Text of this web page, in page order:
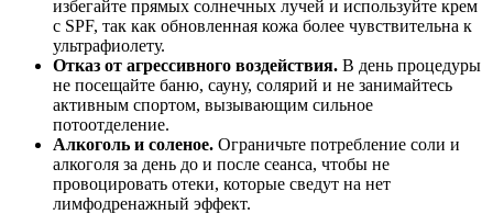
избегайте прямых солнечных лучей и используйте крем
с SPF, так как обновленная кожа более чувствительна к
ультрафиолету.
Отказ от агрессивного воздействия. В день процедуры
не посещайте баню, сауну, солярий и не занимайтесь
активным спортом, вызывающим сильное
потоотделение.
Алкоголь и соленое. Ограничьте потребление соли и
алкоголя за день до и после сеанса, чтобы не
провоцировать отеки, которые сведут на нет
лимфодренажный эффект.